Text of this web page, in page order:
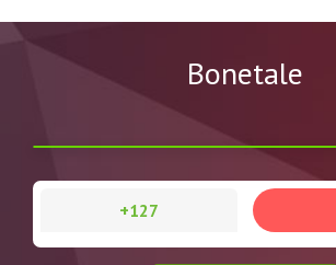
Bonetale
+127